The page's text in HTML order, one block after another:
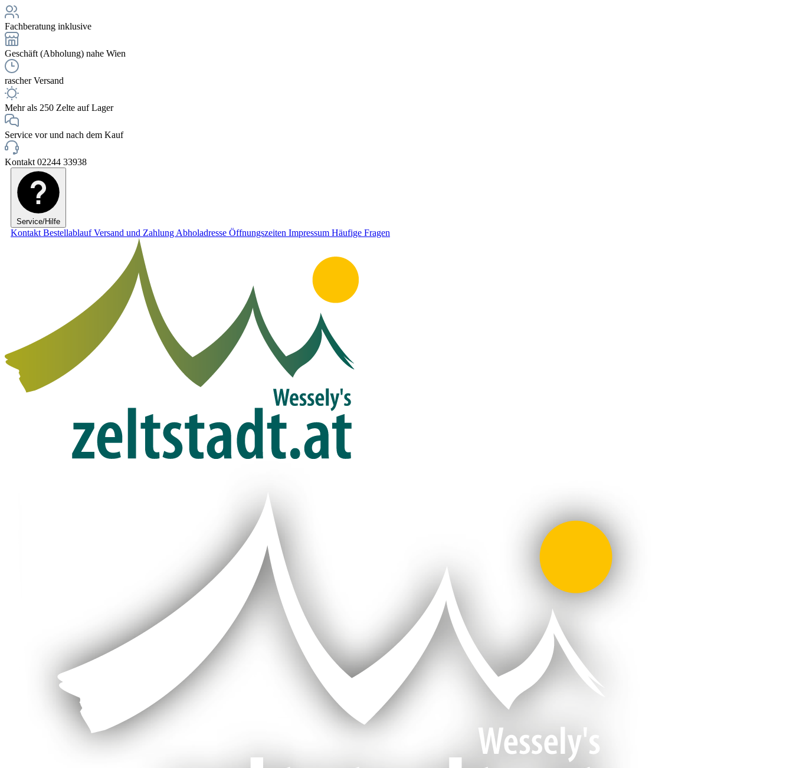
Fachberatung inklusive
Geschäft (Abholung) nahe Wien
rascher Versand
Mehr als 250 Zelte auf Lager
Service vor und nach dem Kauf
Kontakt 02244 33938
Service/Hilfe
Kontakt BestellablaufVersand und Zahlung Abholadresse Öffnungszeiten Impressum Häufige Fragen